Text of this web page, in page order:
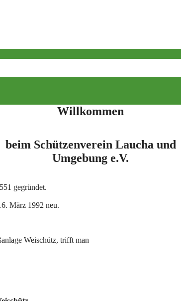
Willkommen
beim Schützenverein Laucha und
Umgebung e.V.
gegründet.
März 1992 neu.
Weischütz, trifft man